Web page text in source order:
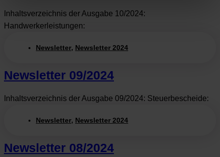
Inhaltsverzeichnis der Ausgabe 10/2024:
Handwerkerleistungen:
Newsletter, Newsletter 2024
Newsletter 09/2024
Inhaltsverzeichnis der Ausgabe 09/2024: Steuerbescheide:
Newsletter, Newsletter 2024
Newsletter 08/2024